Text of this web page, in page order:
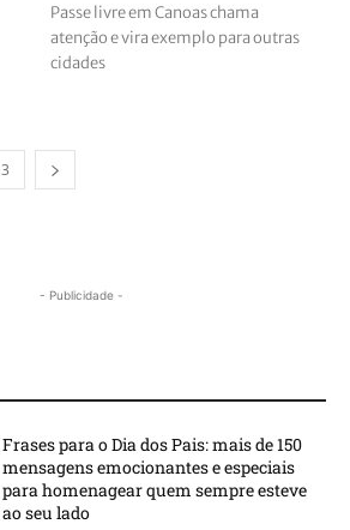
Passe livre em Canoas chama
atenção e vira exemplo para outras
cidades
3
- Publicidade -
Frases para o Dia dos Pais: mais de 150
mensagens emocionantes e especiais
para homenagear quem sempre esteve
ao seu lado